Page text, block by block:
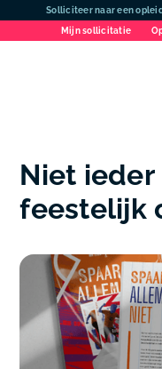
Solliciteer naar een
Mijn sollicitatie
Niet
feestelijk